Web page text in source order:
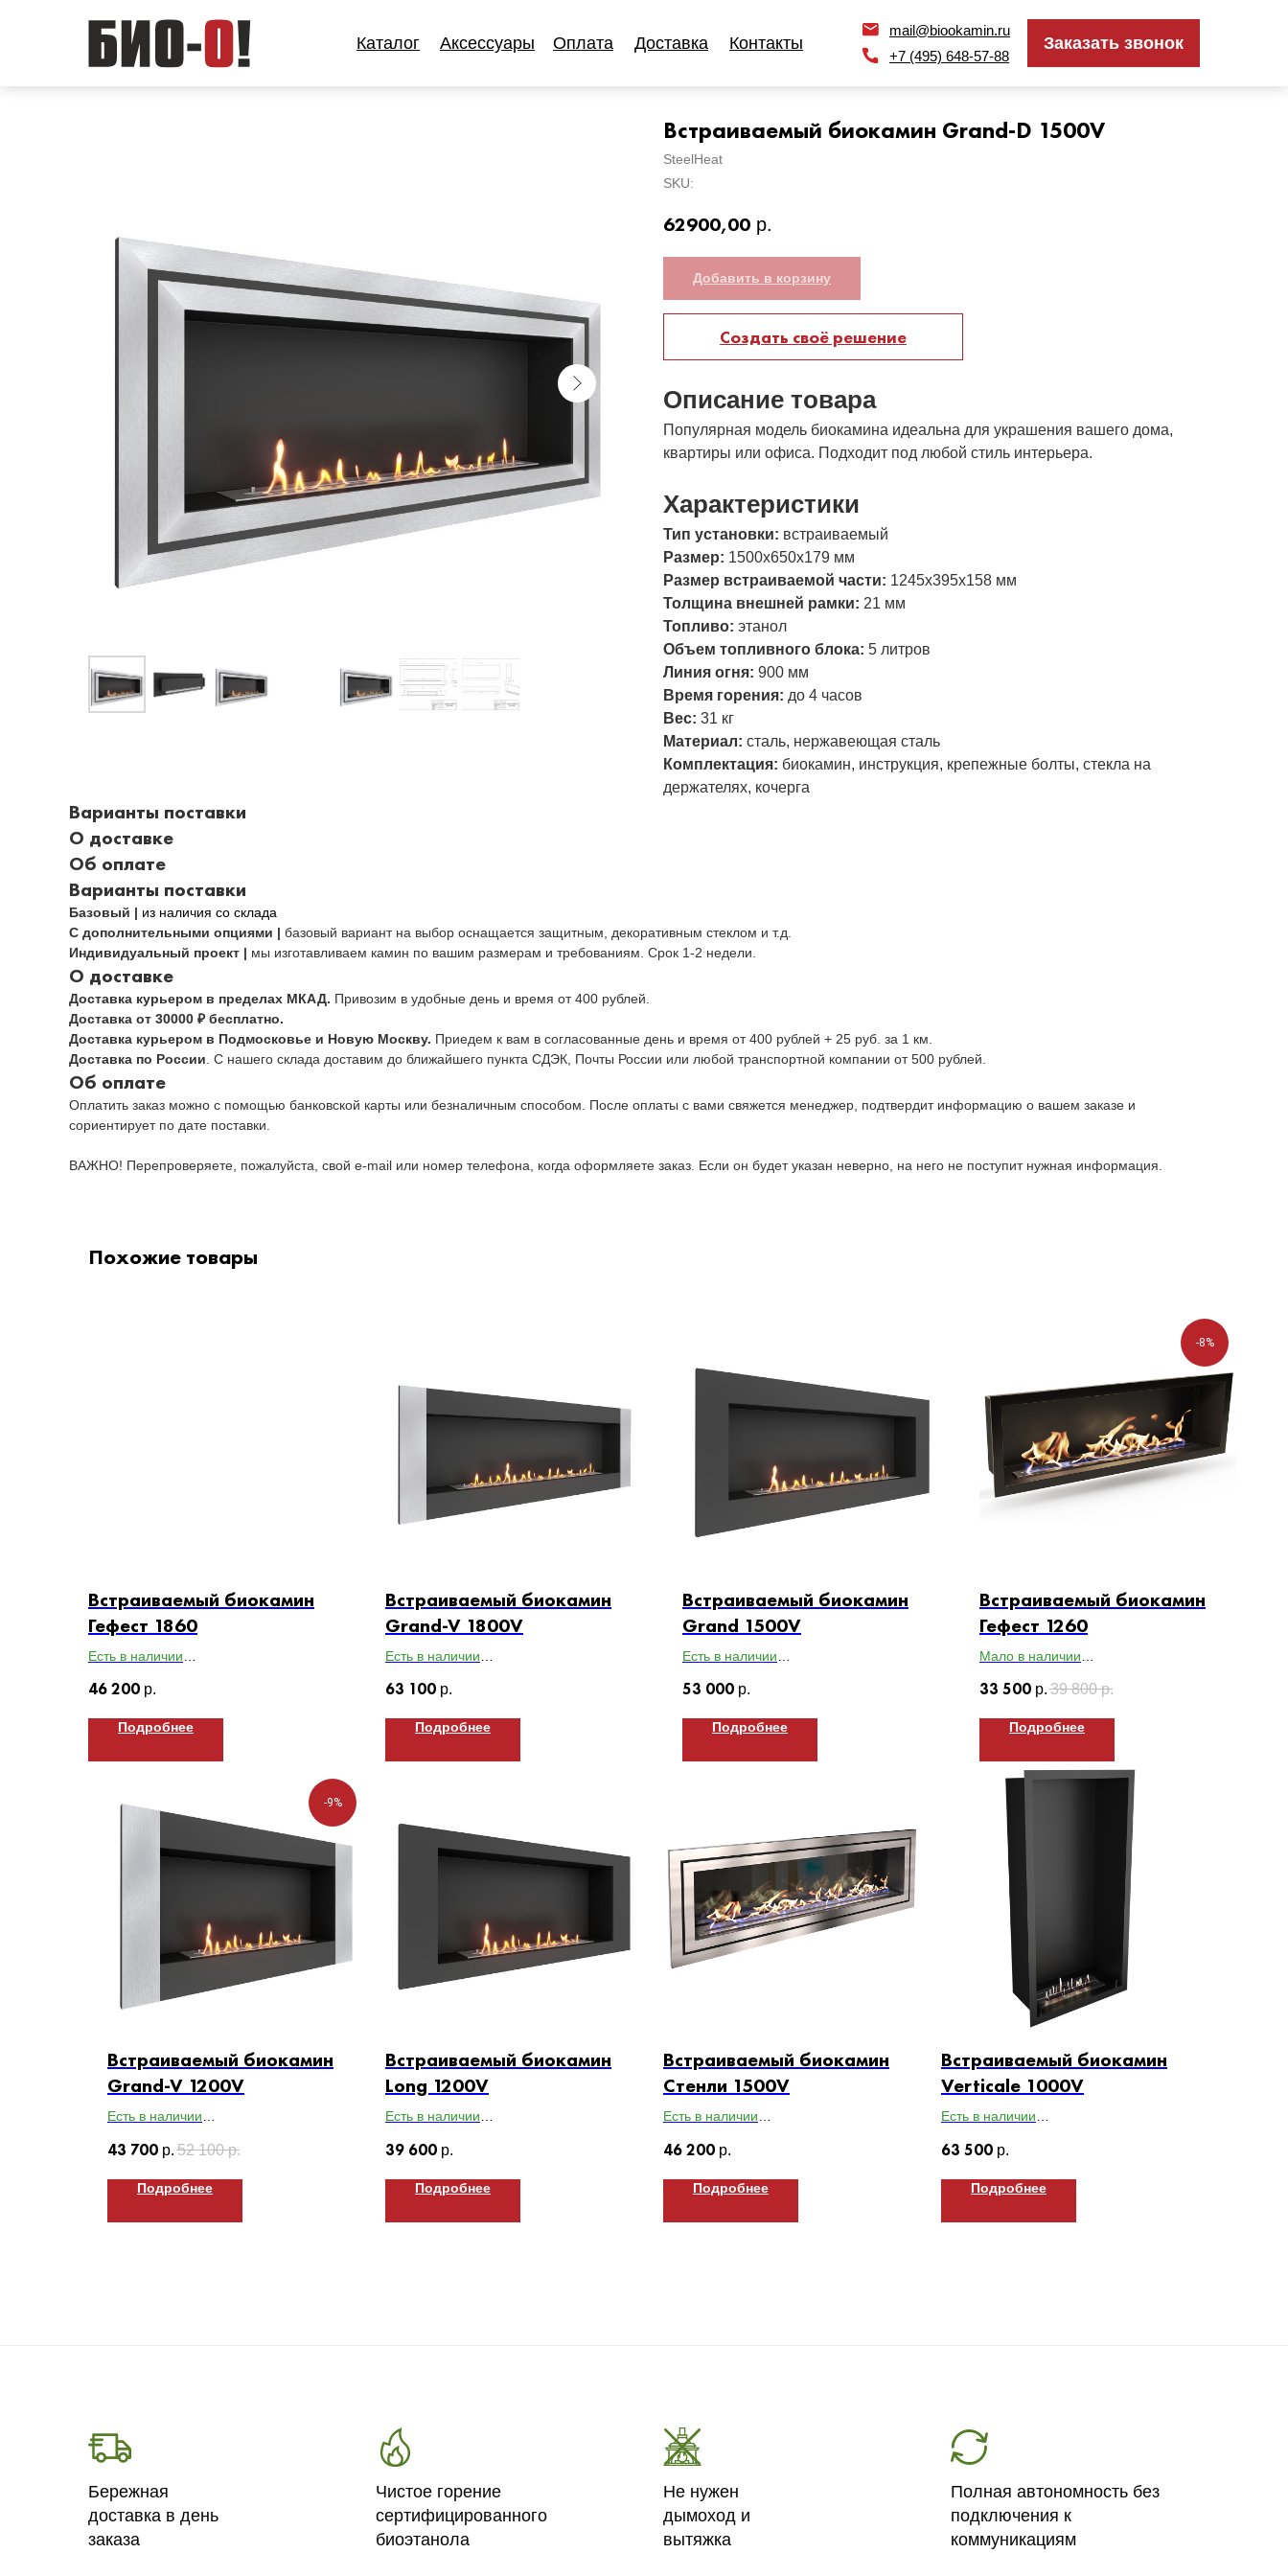
Доставка Контакты
Оплата Заказать звонок
+7 (495) 648-57-88
mail@biookamin.ru
Каталог Аксессуары
Каталог Аксессуары Доставка Контакты
Оплата Заказать звонок
+7 (495) 648-57-88
mail@biookamin.ru
Встраиваемый биокамин Grand-D 1500V
SteelHeat
SKU:
62900,00 р.
Добавить в корзину
Создать своё решение
Описание товара
Популярная модель биокамина идеальна для украшения вашего дома,
квартиры или офиса. Подходит под любой стиль интерьера.
Характеристики
Тип установки: встраиваемый
Размер: 1500х650х179 мм
Размер встраиваемой части: 1245х395х158 мм
Толщина внешней рамки: 21 мм
Топливо: этанол
Объем топливного блока: 5 литров
Линия огня: 900 мм
Время горения: до 4 часов
Вес: 31 кг
Материал: сталь, нержавеющая сталь
Комплектация: биокамин, инструкция, крепежные болты, стекла на
держателях, кочерга
Варианты поставки
О доставке
Об оплате
Варианты поставки
Базовый | из наличия со склада
С дополнительными опциями | базовый вариант на выбор оснащается защитным, декоративным стеклом и т.д.
Индивидуальный проект | мы изготавливаем камин по вашим размерам и требованиям. Срок 1-2 недели.
О доставке
Доставка курьером в пределах МКАД. Привозим в удобные день и время от 400 рублей.
Доставка от 30000 ₽ бесплатно.
Доставка курьером в Подмосковье и Новую Москву. Приедем к вам в согласованные день и время от 400 рублей + 25 руб. за 1 км.
Доставка по России. С нашего склада доставим до ближайшего пункта СДЭК, Почты России или любой транспортной компании от 500 рублей.
Об оплате
Оплатить заказ можно с помощью банковской карты или безналичным способом. После оплаты с вами свяжется менеджер, подтвердит информацию о вашем заказе и
сориентирует по дате поставки.
ВАЖНО! Перепроверяете, пожалуйста, свой e-mail или номер телефона, когда оформляете заказ. Если он будет указан неверно, на него не поступит нужная информация.
Похожие товары
Встраиваемый биокамин
Гефест 1860
Есть в наличии
46 200 р.
Подробнее
Встраиваемый биокамин
Grand-V 1800V
Есть в наличии
63 100 р.
Подробнее
Встраиваемый биокамин
Grand 1500V
Есть в наличии
53 000 р.
Подробнее
-8%
Встраиваемый биокамин
Гефест 1260
Мало в наличии
33 500 р. 39 800 р.
Подробнее
-9%
Встраиваемый биокамин
Grand-V 1200V
Есть в наличии
43 700 р. 52 100 р.
Подробнее
Встраиваемый биокамин
Long 1200V
Есть в наличии
39 600 р.
Подробнее
Встраиваемый биокамин
Стенли 1500V
Есть в наличии
46 200 р.
Подробнее
Встраиваемый биокамин
Verticale 1000V
Есть в наличии
63 500 р.
Подробнее
Бережная
доставка в день
заказа
Чистое горение
сертифицированного
биоэтанола
Не нужен
дымоход и
вытяжка
Полная автономность без
подключения к
коммуникациям